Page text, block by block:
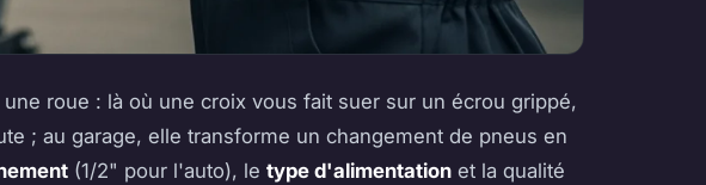
roue : là où une croix vous fait suer sur un écrou grippé,
; au garage, elle transforme un changement de pneus en
(1/2" pour l'auto), le type d'alimentation et la qualité